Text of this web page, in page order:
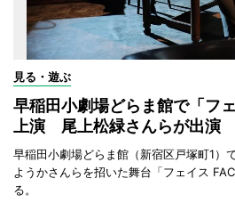
見る・遊ぶ
早稲田小劇場どらま館で「フ
上演 尾上松緑さんらが出演
早稲田小劇場どらま館（新宿区戸塚町1）
ようかさんらを招いた舞台「フェイス
る。